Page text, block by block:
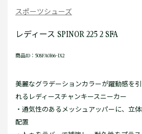
スポーツシューズ
レディース SPINOR 225 2 SFA
商品ID：50SFA0166-1X2
美麗なグラデーションカラーが躍動感を
れるレディースチャンキースニーカー
・通気性のあるメッシュアッパーに、立
配置